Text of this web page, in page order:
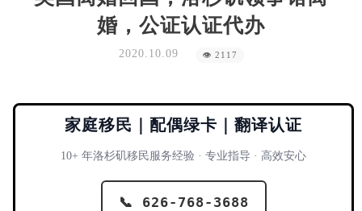
婚，公证认证代办
2020.10.09 👁 2117
家庭移民｜配偶绿卡｜翻译认证
10+ 年洛杉矶移民服务经验 · 专业指导 · 高效安心
📞 626-768-3688